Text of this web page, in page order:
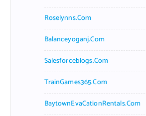
Roselynns.com
Balanceyoganj.com
Salesforceblogs.com
TrainGames365.com
BaytownEvaCationRentals.com